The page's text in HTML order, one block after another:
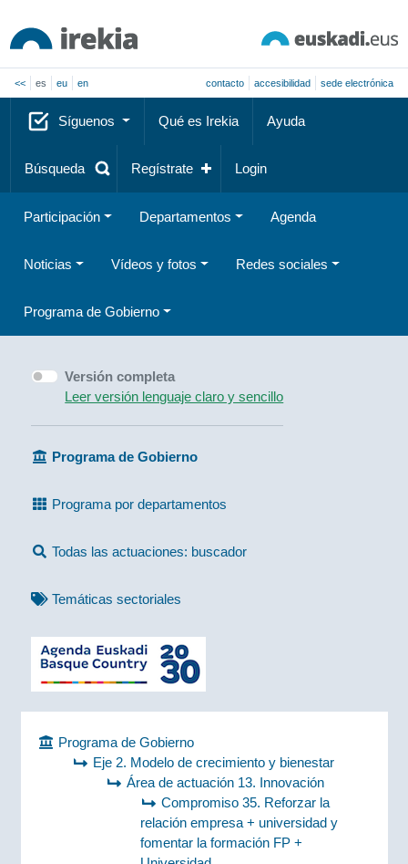
<< es eu en contacto accesibilidad sede electrónica
Síguenos Qué es Irekia Ayuda
Búsqueda Regístrate Login
Participación Departamentos Agenda
Noticias Vídeos y fotos Redes sociales
Programa de Gobierno
Versión completa
Leer versión lenguaje claro y sencillo
Programa de Gobierno
Programa por departamentos
Todas las actuaciones: buscador
Temáticas sectoriales
Programa de Gobierno
Eje 2. Modelo de crecimiento y bienestar
Área de actuación 13. Innovación
Compromiso 35. Reforzar la
relación empresa + universidad y
fomentar la formación FP +